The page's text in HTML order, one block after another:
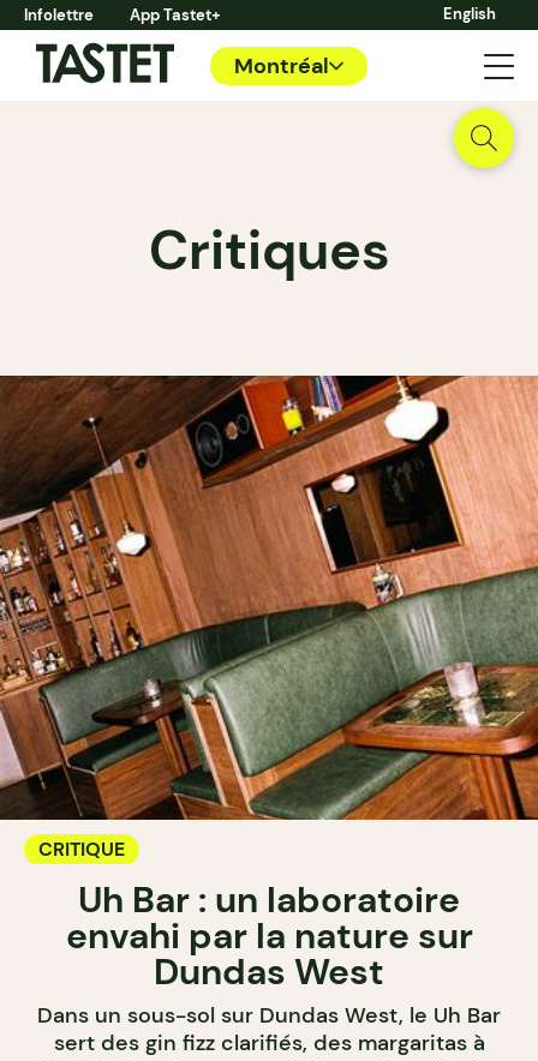
Infolettre App Tastet+ English
Montréal
Critiques
CRITIQUE
Uh Bar : un laboratoire
envahi par la nature sur
Dundas West
Dans un sous-sol sur Dundas West, le Uh Bar
sert des gin fizz clarifiés, des margaritas à